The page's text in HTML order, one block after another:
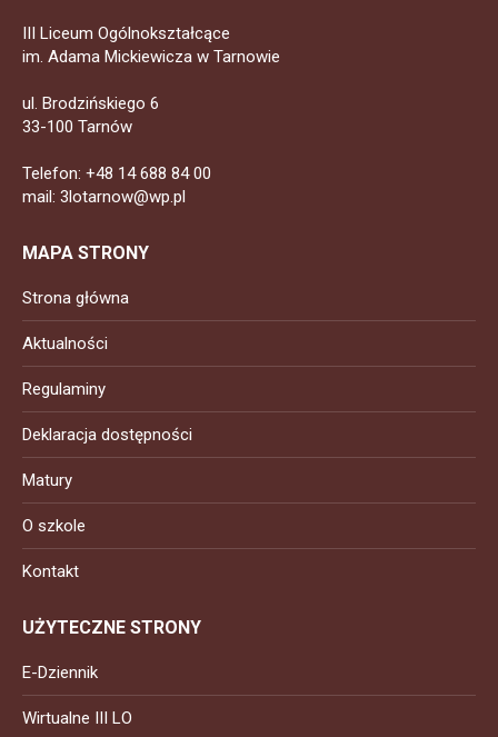
III Liceum Ogólnokształcące
im. Adama Mickiewicza w Tarnowie
ul. Brodzińskiego 6
33-100 Tarnów
Telefon: +48 14 688 84 00
mail: 3lotarnow@wp.pl
MAPA STRONY
Strona główna
Aktualności
Regulaminy
Deklaracja dostępności
Matury
O szkole
Kontakt
UŻYTECZNE STRONY
E-Dziennik
Wirtualne III LO